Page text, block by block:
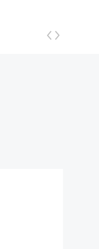
op de specifieke